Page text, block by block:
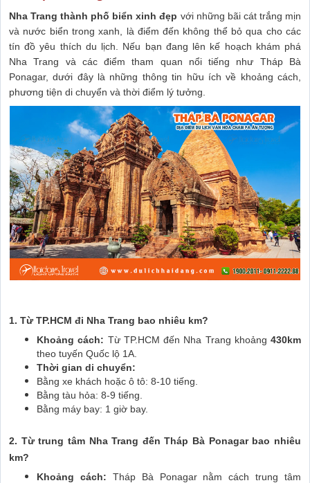
Nha Trang thành phố biển xinh đẹp với những bãi cát trắng mịn
và nước biển trong xanh, là điểm đến không thể bỏ qua cho các
tín đồ yêu thích du lịch. Nếu bạn đang lên kế hoạch khám phá
Nha Trang và các điểm tham quan nổi tiếng như Tháp Bà
Ponagar, dưới đây là những thông tin hữu ích về khoảng cách,
phương tiện di chuyển và thời điểm lý tưởng.
1. Từ TP.HCM đi Nha Trang bao nhiêu km?
Khoảng cách: Từ TP.HCM đến Nha Trang khoảng 430km
theo tuyến Quốc lộ 1A.
Thời gian di chuyển:
Bằng xe khách hoặc ô tô: 8-10 tiếng.
Bằng tàu hỏa: 8-9 tiếng.
Bằng máy bay: 1 giờ bay.
2. Từ trung tâm Nha Trang đến Tháp Bà Ponagar bao nhiêu
km?
Khoảng cách: Tháp Bà Ponagar nằm cách trung tâm